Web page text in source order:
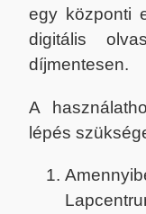
egy központi
digitális
díjmentesen.
A
lépés